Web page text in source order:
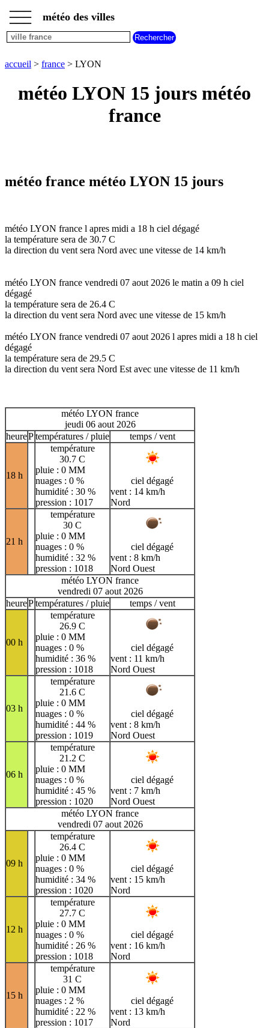
accueil
météo
france
___
___ météo des villes
accueil > france > LYON
météo LYON 15 jours météo
france
météo france météo LYON 15 jours
météo LYON france l apres midi a 18 h ciel dégagé
la température sera de 30.7 C
la direction du vent sera Nord avec une vitesse de 14 km/h
météo LYON france vendredi 07 aout 2026 le matin a 09 h ciel
dégagé
la température sera de 26.4 C
la direction du vent sera Nord avec une vitesse de 15 km/h
météo LYON france vendredi 07 aout 2026 l apres midi a 18 h ciel
dégagé
la température sera de 29.5 C
la direction du vent sera Nord Est avec une vitesse de 11 km/h
météo LYON france
jeudi 06 aout 2026
heurePtempératures / pluie temps / vent
18 h
température
30.7 C
pluie : 0 MM
nuages : 0 %
humidité : 30 %
pression : 1017
ciel dégagé
vent : 14 km/h
Nord
21 h
température
30 C
pluie : 0 MM
nuages : 0 %
humidité : 32 %
pression : 1018
ciel dégagé
vent : 8 km/h
Nord Ouest
météo LYON france
vendredi 07 aout 2026
heurePtempératures / pluie temps / vent
00 h
température
26.9 C
pluie : 0 MM
nuages : 0 %
humidité : 36 %
pression : 1018
ciel dégagé
vent : 11 km/h
Nord Ouest
03 h
température
21.6 C
pluie : 0 MM
nuages : 0 %
humidité : 44 %
pression : 1019
ciel dégagé
vent : 8 km/h
Nord Ouest
06 h
température
21.2 C
pluie : 0 MM
nuages : 0 %
humidité : 45 %
pression : 1020
ciel dégagé
vent : 7 km/h
Nord Ouest
météo LYON france
vendredi 07 aout 2026
09 h
température
26.4 C
pluie : 0 MM
nuages : 0 %
humidité : 34 %
pression : 1020
ciel dégagé
vent : 15 km/h
Nord
12 h
température
27.7 C
pluie : 0 MM
nuages : 0 %
humidité : 26 %
pression : 1018
ciel dégagé
vent : 16 km/h
Nord
15 h
température
31 C
pluie : 0 MM
nuages : 2 %
humidité : 22 %
pression : 1017
ciel dégagé
vent : 13 km/h
Nord